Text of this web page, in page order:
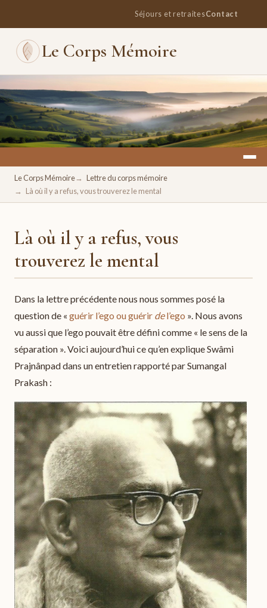
Séjours et retraitesContact
Le Corps Mémoire
Un espace pour se retrouver, se ressourcer, se réconcilier
avec soi.
Le Corps Mémoire
Lettre du corps mémoire
Là où il y a refus, vous trouverez le mental
Là où il y a refus, vous
trouverez le mental
Dans la lettre précédente nous nous sommes posé la
question de « guérir l’ego ou guérir del’ego ». Nous avons
vu aussi que l’ego pouvait être défini comme « le sens de la
séparation ». Voici aujourd’hui ce qu’en explique Swâmi
Prajnânpad dans un entretien rapporté par Sumangal
Prakash :